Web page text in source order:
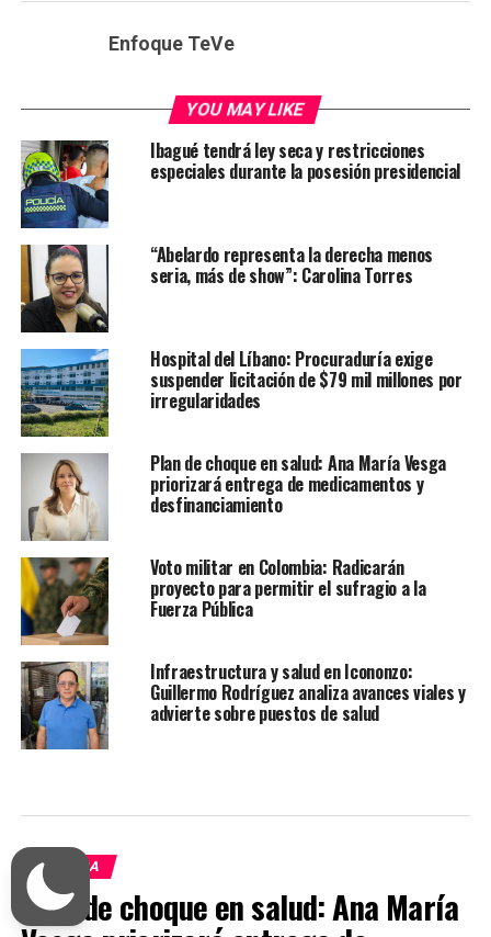
Enfoque TeVe
YOU MAY LIKE
Ibagué tendrá ley seca y restricciones
especiales durante la posesión presidencial
“Abelardo representa la derecha menos
seria, más de show”: Carolina Torres
Hospital del Líbano: Procuraduría exige
suspender licitación de $79 mil millones por
irregularidades
Plan de choque en salud: Ana María Vesga
priorizará entrega de medicamentos y
desfinanciamiento
Voto militar en Colombia: Radicarán
proyecto para permitir el sufragio a la
Fuerza Pública
Infraestructura y salud en Icononzo:
Guillermo Rodríguez analiza avances viales y
advierte sobre puestos de salud
POLÍTICA
Plan de choque en salud: Ana María